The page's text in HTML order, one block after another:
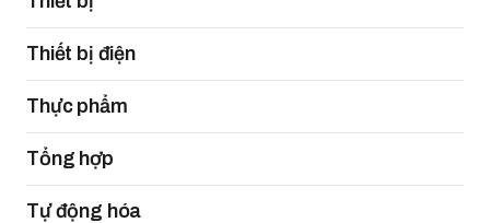
Thiết bị điện
Thực phẩm
Tổng hợp
Tự động hóa